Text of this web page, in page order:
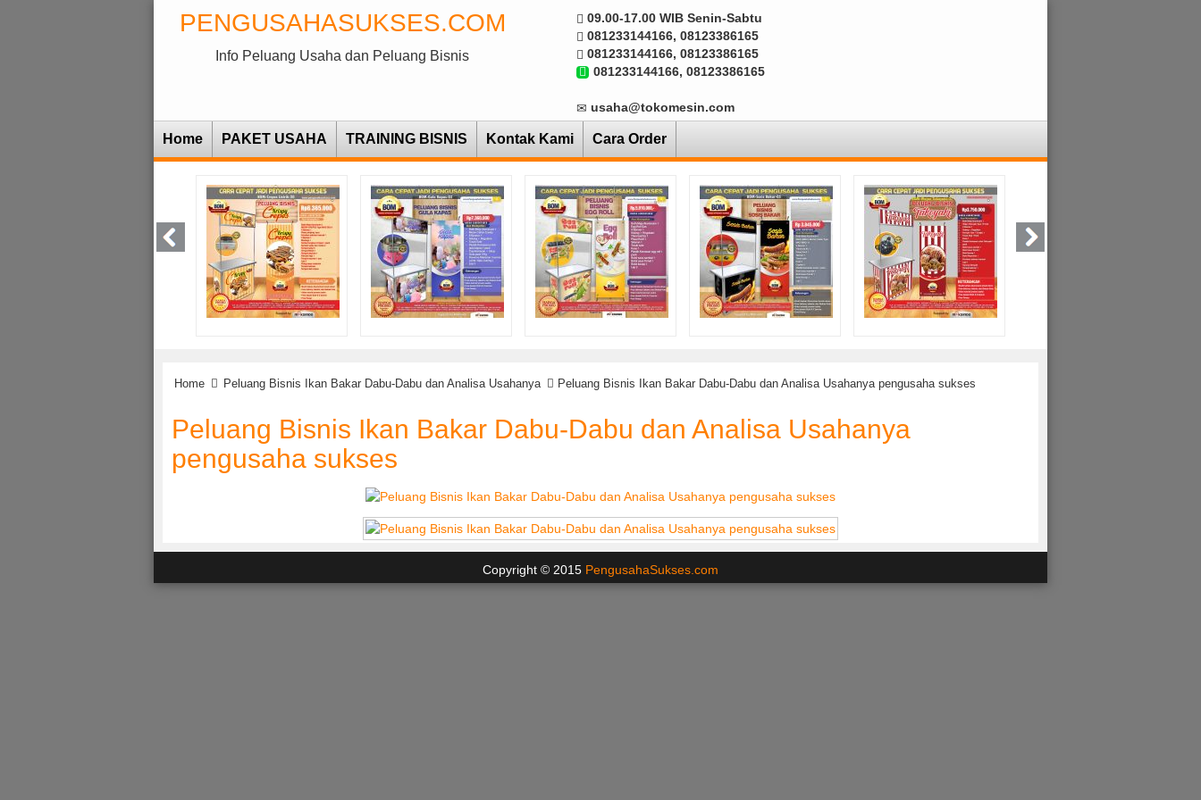
PENGUSAHASUKSES.COM
Info Peluang Usaha dan Peluang Bisnis
09.00-17.00 WIB Senin-Sabtu
081233144166, 08123386165
081233144166, 08123386165
081233144166, 08123386165
usaha@tokomesin.com
Home PAKET USAHA TRAINING BISNIS Kontak Kami Cara Order
Home Peluang Bisnis Ikan Bakar Dabu-Dabu dan Analisa Usahanya Peluang Bisnis Ikan Bakar Dabu-Dabu dan Analisa Usahanya pengusaha sukses
Peluang Bisnis Ikan Bakar Dabu-Dabu dan Analisa Usahanya
pengusaha sukses
Copyright © 2015 PengusahaSukses.com